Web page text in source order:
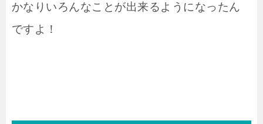
かなりいろんなことが出来るようになったん
ですよ！